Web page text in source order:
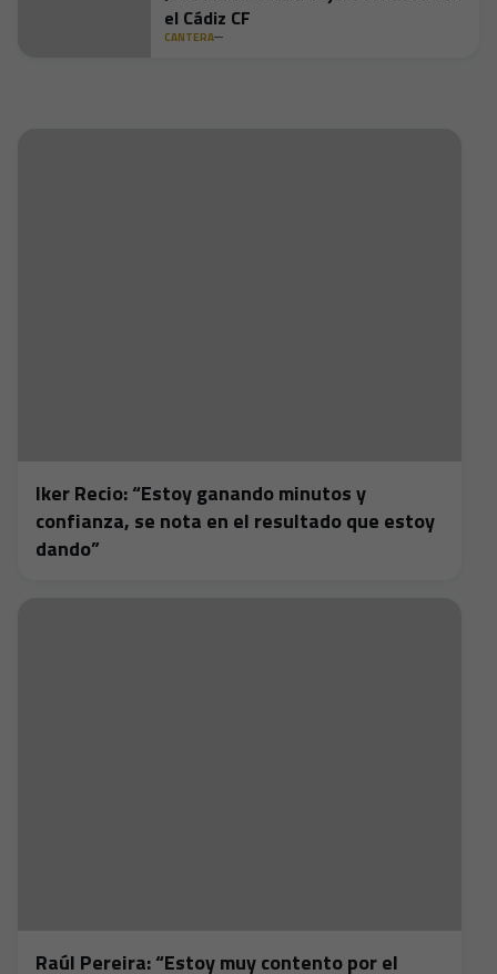
el Cádiz CF
CANTERA
Iker Recio: “Estoy ganando minutos y
confianza, se nota en el resultado que estoy
dando”
Raúl Pereira: “Estoy muy contento por el